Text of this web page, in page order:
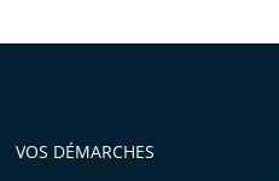
VOS DÉMARCHES